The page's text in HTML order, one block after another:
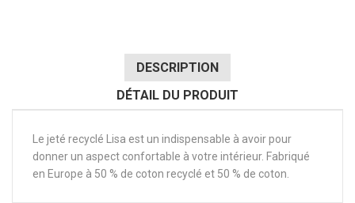
DESCRIPTION
DÉTAIL DU PRODUIT
Le jeté recyclé Lisa est un indispensable à avoir pour
donner un aspect confortable à votre intérieur. Fabriqué
en Europe à 50 % de coton recyclé et 50 % de coton.